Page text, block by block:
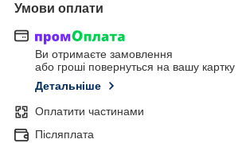
Умови оплати
Ви отримаєте замовлення
або гроші повернуться на вашу картку
Детальніше
Оплатити частинами
Післяплата